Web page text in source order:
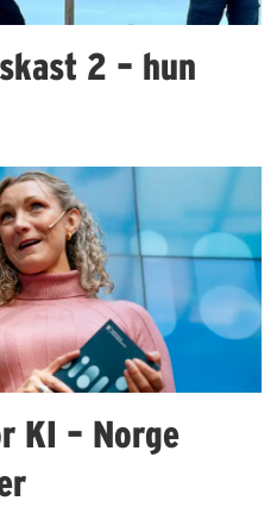
2 – hun
KI – Norge